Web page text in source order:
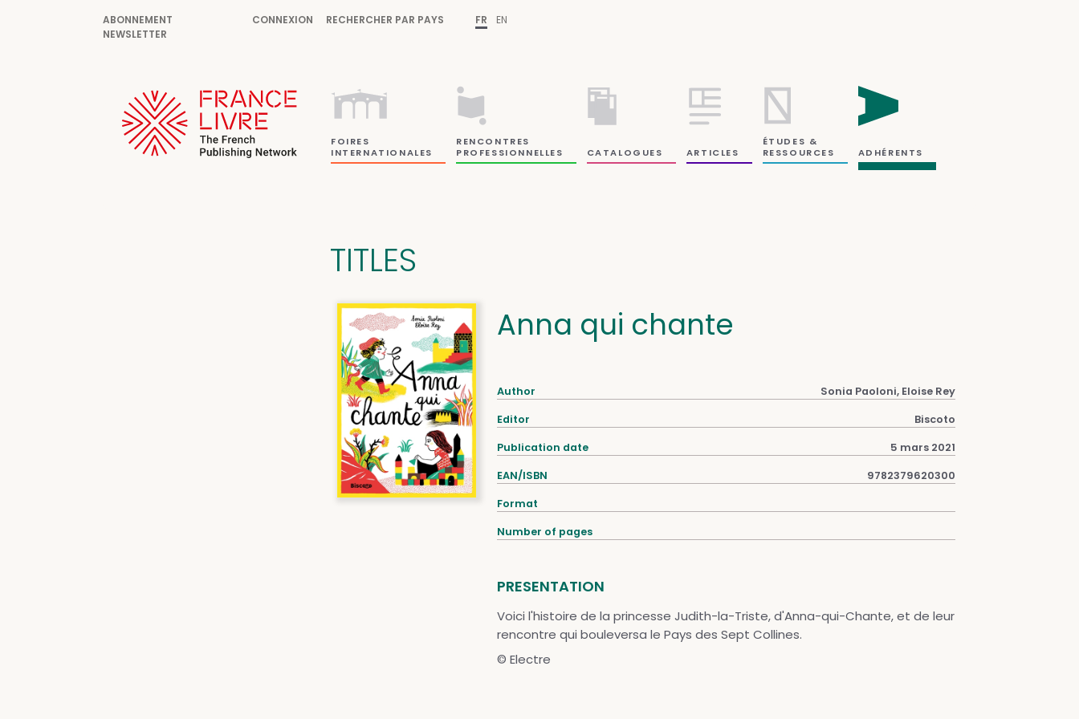
ABONNEMENT
NEWSLETTER
CONNEXION RECHERCHER PAR PAYS FR EN
FOIRES
INTERNATIONALES
RENCONTRES
PROFESSIONNELLES
CATALOGUES ARTICLES
ÉTUDES &
RESSOURCES
ADHÉRENTS
TITLES
Anna qui chante
Author Sonia Paoloni, Eloise Rey
Editor Biscoto
Publication date 5 mars 2021
EAN/ISBN 9782379620300
Format
Number of pages
PRESENTATION
Voici l'histoire de la princesse Judith-la-Triste, d'Anna-qui-Chante, et de leur
rencontre qui bouleversa le Pays des Sept Collines.
© Electre